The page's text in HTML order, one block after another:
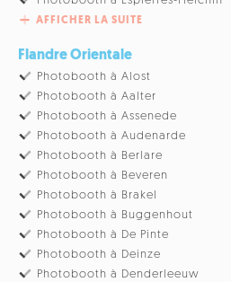
AFFICHER LA SUITE
Flandre Orientale
Photobooth à Alost
Photobooth à Aalter
Photobooth à Assenede
Photobooth à Audenarde
Photobooth à Berlare
Photobooth à Beveren
Photobooth à Brakel
Photobooth à Buggenhout
Photobooth à De Pinte
Photobooth à Deinze
Photobooth à Denderleeuw